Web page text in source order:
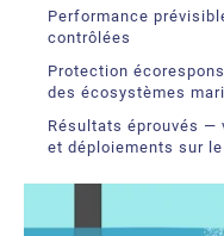
Performance
contrôlées
Protection
des écosystèmes
Résultats éprouvés —
et déploiements sur